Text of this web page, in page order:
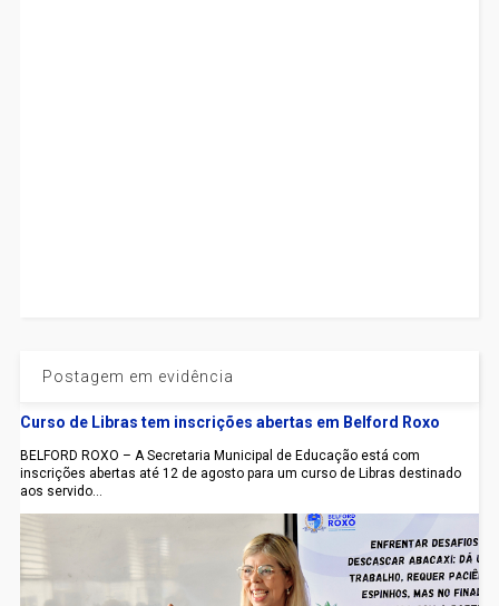
Postagem em evidência
Curso de Libras tem inscrições abertas em Belford Roxo
BELFORD ROXO – A Secretaria Municipal de Educação está com
inscrições abertas até 12 de agosto para um curso de Libras destinado
aos servido...